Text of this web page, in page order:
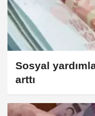
Sosyal
arttı